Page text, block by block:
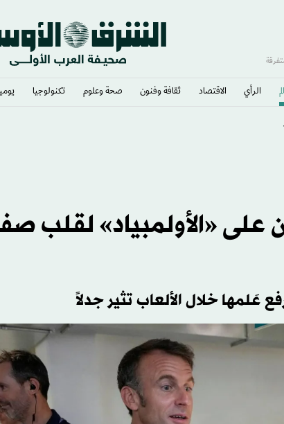
الرأي الاقتصاد ثقافة وفنون صحة وعلوم تكنولوجيا
على «الأولمبياد» لقلب
عَلمها خلال الألعاب تثير جدلاً